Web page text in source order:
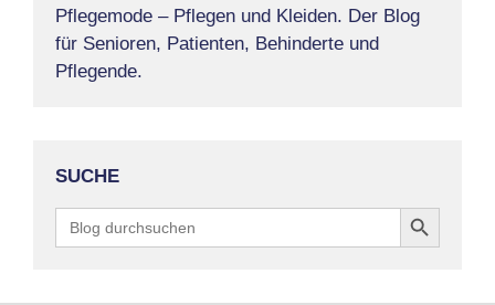
Pflegemode – Pflegen und Kleiden. Der Blog
für Senioren, Patienten, Behinderte und
Pflegende.
SUCHE
Search
for:
Search Button